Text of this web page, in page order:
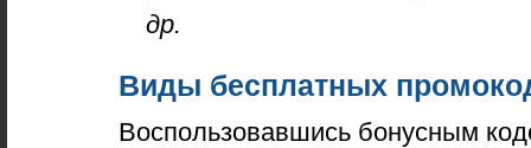
др.
Виды бесплатных
Воспользовавшись бонусным